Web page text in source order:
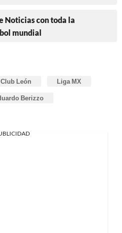
Noticias con toda la
mundial
Club León Liga MX
Berizzo